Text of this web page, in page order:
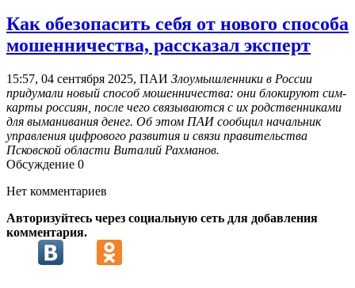
Как обезопасить себя от нового способа
мошенничества, рассказал эксперт
15:57, 04 сентября 2025, ПАИ Злоумышленники в России
придумали новый способ мошенничества: они блокируют сим-
карты россиян, после чего связываются с их родственниками
для выманивания денег. Об этом ПАИ сообщил начальник
управления цифрового развития и связи правительства
Псковской области Виталий Рахманов.
Обсуждение 0
Нет комментариев
Авторизуйтесь через социальную сеть для добавления
комментария.